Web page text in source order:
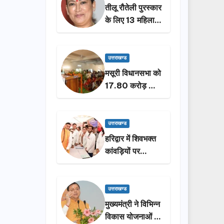
तीलू रौतेली पुरस्कार
के लिए 13 महिलाओं
का चयन, 35
कार्यकर्तियां भी होंगी
सम्मानित…
उत्तराखण्ड
मसूरी विधानसभा को
17.80 करोड़ की
विकास योजनाओं की
ने किया लोकार्पण-
शिलान्यास.
उत्तराखण्ड
हरिद्वार में शिवभक्त
कांवड़ियों पर
पुष्पवर्षा, मुख्यमंत्री
प्रक्षालन…
उत्तराखण्ड
मुख्यमंत्री ने विभिन्न
विकास योजनाओं के